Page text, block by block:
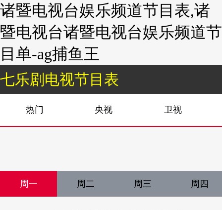
诸暨电视台娱乐频道节目表,诸
暨电视台诸暨电视台娱乐频道节
目单-ag捕鱼王
七乐剧电视节目表
热门 央视 卫视
周一 周二 周三 周四